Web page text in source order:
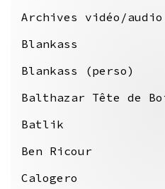
Archives vidéo/
Blankass
Blankass (perso)
Balthazar Tête de
Batlik
Ben Ricour
Calogero